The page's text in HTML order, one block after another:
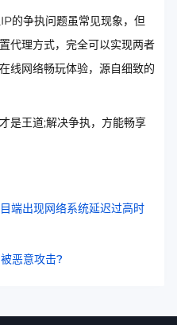
的争执问题虽常见现象，但
代理方式，完全可以实现两者
线网络畅玩体验，源自细致的
是王道;解决争执，方能畅享
端出现网络系统延迟过高时
恶意攻击?